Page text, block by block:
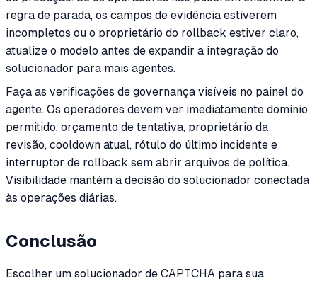
regra de parada, os campos de evidência estiverem
incompletos ou o proprietário do rollback estiver claro,
atualize o modelo antes de expandir a integração do
solucionador para mais agentes.
Faça as verificações de governança visíveis no painel do
agente. Os operadores devem ver imediatamente domínio
permitido, orçamento de tentativa, proprietário da
revisão, cooldown atual, rótulo do último incidente e
interruptor de rollback sem abrir arquivos de política.
Visibilidade mantém a decisão do solucionador conectada
às operações diárias.
Conclusão
Escolher um solucionador de CAPTCHA para sua